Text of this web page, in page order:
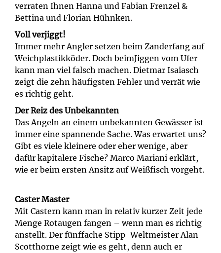
verraten Ihnen Hanna und Fabian Frenzel &
Bettina und Florian Hühnken.
Voll verjiggt!
Immer mehr Angler setzen beim Zanderfang auf
Weichplastikköder. Doch beimJiggen vom Ufer
kann man viel falsch machen. Dietmar Isaiasch
zeigt die zehn häufigsten Fehler und verrät wie
es richtig geht.
Der Reiz des Unbekannten
Das Angeln an einem unbekannten Gewässer ist
immer eine spannende Sache. Was erwartet uns?
Gibt es viele kleinere oder eher wenige, aber
dafür kapitalere Fische? Marco Mariani erklärt,
wie er beim ersten Ansitz auf Weißfisch vorgeht.
Caster Master
Mit Castern kann man in relativ kurzer Zeit jede
Menge Rotaugen fangen – wenn man es richtig
anstellt. Der fünffache Stipp-Weltmeister Alan
Scotthorne zeigt wie es geht, denn auch er